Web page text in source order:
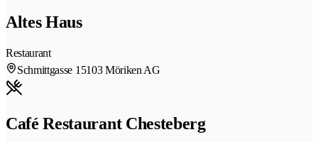
Altes Haus
Restaurant
Schmittgasse 1 5103 Möriken AG
Café Restaurant Chesteberg